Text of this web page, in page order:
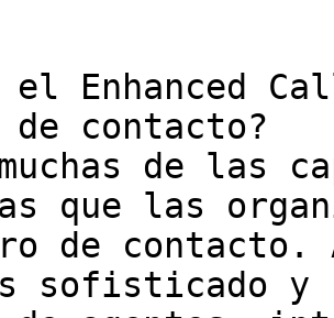
de contacto?
de las
que las
de contacto.
sofisticado